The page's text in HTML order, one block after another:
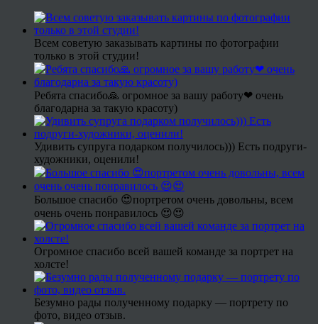
Всем советую заказывать картины по фотографии
только в этой студии!
Ребята спасибо🙏 огромное за вашу работу❤ очень
благодарна за такую красоту)
Удивить супруга подарком получилось))) Есть подруги-
художники, оценили!
Большое спасибо 😍портретом очень довольны, всем
очень очень понравилось 😍😍
Огромное спасибо всей вашей команде за портрет на
холсте!
Безумно рады полученному подарку — портрету по
фото, видео отзыв.